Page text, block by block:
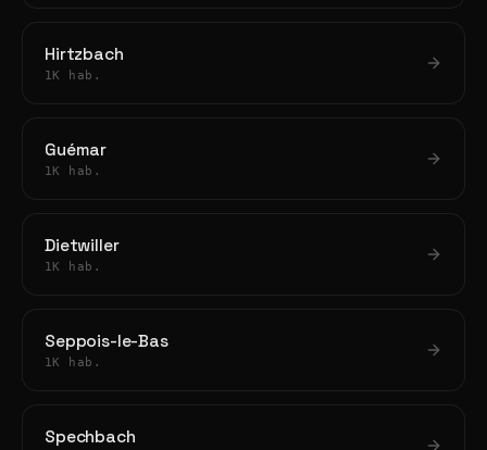
Hirtzbach
1K hab.
Guémar
1K hab.
Dietwiller
1K hab.
Seppois-le-Bas
1K hab.
Spechbach